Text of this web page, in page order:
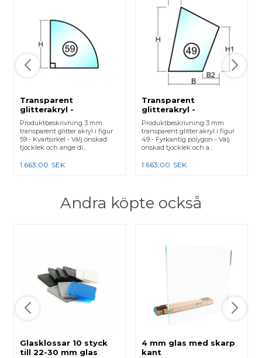
Transparent
glitterakryl -
Laserskuren - Figur 59
Produktbeskrivning 3 mm
transparent glitter akryl i figur
59 - Kvartsirkel - Välj önskad
tjocklek och ange di...
1.663,00 SEK
Transparent
glitterakryl -
Laserskuren - Figur 49
Produktbeskrivning 3 mm
transparent glitter akryl i figur
49 - Fyrkantig polygon - Välj
önskad tjocklek och a...
1.663,00 SEK
Andra köpte också
Glasklossar 10 styck
till 22-30 mm glas
4 mm glas med skarp
kant